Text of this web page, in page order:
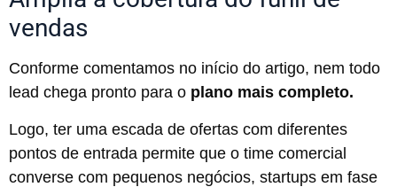
vendas
Conforme comentamos no início do artigo, nem todo
lead chega pronto para o plano mais completo.
Logo, ter uma escada de ofertas com diferentes
pontos de entrada permite que o time comercial
converse com pequenos negócios, startups em fase